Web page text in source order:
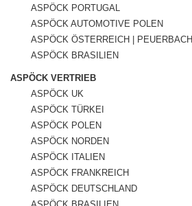
ASPÖCK PORTUGAL
ASPÖCK AUTOMOTIVE POLEN
ASPÖCK ÖSTERREICH | PEUERBACH
ASPÖCK BRASILIEN
ASPÖCK VERTRIEB
ASPÖCK UK
ASPÖCK TÜRKEI
ASPÖCK POLEN
ASPÖCK NORDEN
ASPÖCK ITALIEN
ASPÖCK FRANKREICH
ASPÖCK DEUTSCHLAND